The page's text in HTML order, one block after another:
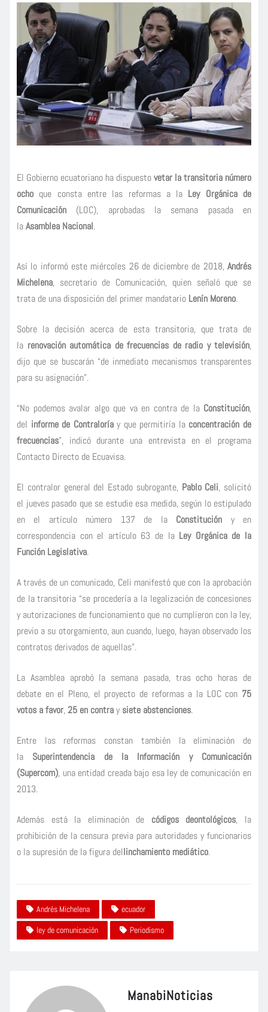
El Gobierno ecuatoriano ha dispuestovetar la transitoria número
ocho que consta entre las reformas a la Ley Orgánica de
Comunicación (LOC), aprobadas la semana pasada en
laAsamblea Nacional.
Así lo informó este miércoles 26 de diciembre de 2018, Andrés
Michelena, secretario de Comunicación, quien señaló que se
trata de una disposición del primer mandatario Lenín Moreno.
Sobre la decisión acerca de esta transitoria, que trata de
la renovación automática de frecuencias de radio y televisión,
dijo que se buscarán “de inmediato mecanismos transparentes
para su asignación”.
“No podemos avalar algo que va en contra de la Constitución,
del informe de Contraloríay que permitiría laconcentración de
frecuencias”, indicó durante una entrevista en el programa
Contacto Directo de Ecuavisa.
El contralor general del Estado subrogante, Pablo Celi, solicitó
el jueves pasado que se estudie esa medida, según lo estipulado
en el artículo número 137 de la Constitución y en
correspondencia con el artículo 63 de la Ley Orgánica de la
Función Legislativa.
A través de un comunicado, Celi manifestó que con la aprobación
de la transitoria “se procedería a la legalización de concesiones
y autorizaciones de funcionamiento que no cumplieron con la ley,
previo a su otorgamiento, aun cuando, luego, hayan observado los
contratos derivados de aquellas”.
La Asamblea aprobó la semana pasada, tras ocho horas de
debate en el Pleno, el proyecto de reformas a la LOC con 75
votos a favor, 25 en contray siete abstenciones.
Entre las reformas constan también la eliminación de
la Superintendencia de la Información y Comunicación
(Supercom), una entidad creada bajo esa ley de comunicación en
2013.
Además está la eliminación de códigos deontológicos, la
prohibición de la censura previa para autoridades y funcionarios
o la supresión de la figura dellinchamiento mediático.
Andrés Michelena
ecuador
ley de comunicación
Periodismo
ManabiNoticias